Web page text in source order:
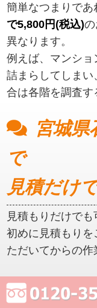
簡単なつまりで
で5,800円(税込)
異なります。
例えば、マンシ
詰まらしてしま
合は各階を調査す
宮城県
で
見積だけ
見積もりだけでも
初めに見積もり
ただいてからの作
宮城県